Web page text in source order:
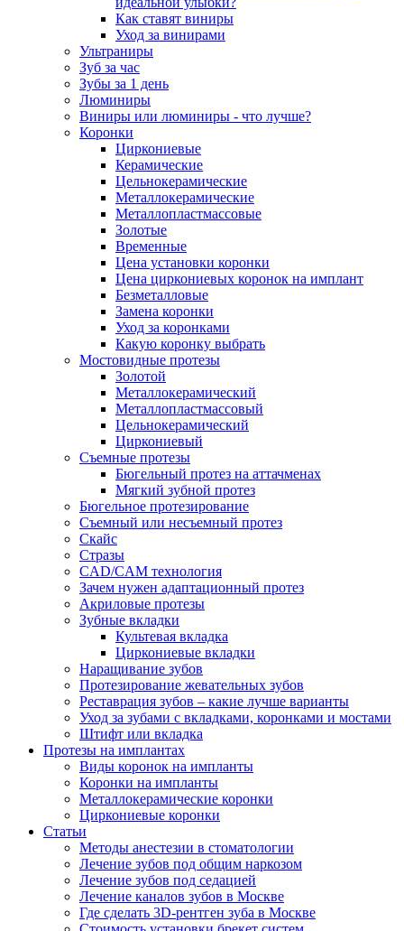
Как ставят виниры
Уход за винирами
Ультраниры
Зуб за час
Зубы за 1 день
Люминиры
Виниры или люминиры - что лучше?
Коронки
Циркониевые
Керамические
Цельнокерамические
Металлокерамические
Металлопластмассовые
Золотые
Временные
Цена установки коронки
Цена циркониевых коронок на имплант
Безметалловые
Замена коронки
Уход за коронками
Какую коронку выбрать
Мостовидные протезы
Золотой
Металлокерамический
Металлопластмассовый
Цельнокерамический
Циркониевый
Съемные протезы
Бюгельный протез на аттачменах
Мягкий зубной протез
Бюгельное протезирование
Съемный или несъемный протез
Скайс
Стразы
CAD/CAM технология
Зачем нужен адаптационный протез
Акриловые протезы
Зубные вкладки
Культевая вкладка
Циркониевые вкладки
Наращивание зубов
Протезирование жевательных зубов
Реставрация зубов – какие лучше варианты
Уход за зубами с вкладками, коронками и мостами
Штифт или вкладка
Протезы на имплантах
Виды коронок на импланты
Коронки на импланты
Металлокерамические коронки
Циркониевые коронки
Статьи
Методы анестезии в стоматологии
Лечение зубов под общим наркозом
Лечение зубов под седацией
Лечение каналов зубов в Москве
Где сделать 3D-рентген зуба в Москве